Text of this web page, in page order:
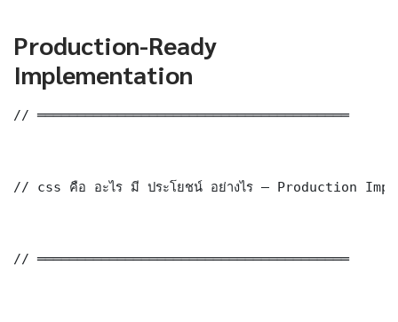
Production-Ready
Implementation
// ═══════════════════════════════════════
// css คือ อะไร มี ประโยชน์ อย่างไร — Production
// ═══════════════════════════════════════